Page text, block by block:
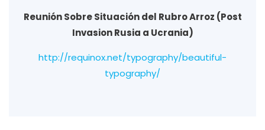
Reunión Sobre Situación del Rubro Arroz (Post
Invasion Rusia a Ucrania)
http://requinox.net/typography/beautiful-
typography/